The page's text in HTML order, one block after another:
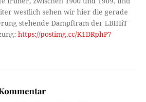
westlich sehen wir hier die gerade
stehende Dampftram der LBIHiT
https://postimg.cc/K1DRphP7